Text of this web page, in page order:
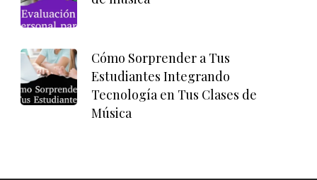
Cómo Sorprender a Tus
Estudiantes Integrando
Tecnología en Tus Clases de
Música